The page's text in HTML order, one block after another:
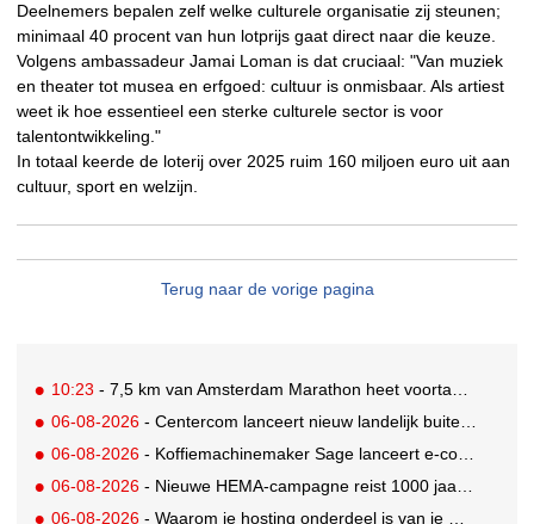
Deelnemers bepalen zelf welke culturele organisatie zij steunen;
minimaal 40 procent van hun lotprijs gaat direct naar die keuze.
Volgens ambassadeur Jamai Loman is dat cruciaal: "Van muziek
en theater tot musea en erfgoed: cultuur is onmisbaar. Als artiest
weet ik hoe essentieel een sterke culturele sector is voor
talentontwikkeling."
In totaal keerde de loterij over 2025 ruim 160 miljoen euro uit aan
cultuur, sport en welzijn.
Terug naar de vorige pagina
10:23 - 7,5 km van Amsterdam Marathon heet voortaan de 'Samsung Galaxy 7,5 km'
06-08-2026 - Centercom lanceert nieuw landelijk buitereclamenetwerk: City Cubes
06-08-2026 - Koffiemachinemaker Sage lanceert e-commerceplatform voor koffieliefhebbers
06-08-2026 - Nieuwe HEMA-campagne reist 1000 jaar terug in de tijd naar 'Hemastein'
06-08-2026 - Waarom je hosting onderdeel is van je merkstrategie